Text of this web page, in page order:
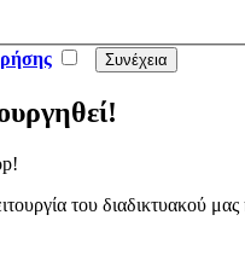
του διαδικτυακού